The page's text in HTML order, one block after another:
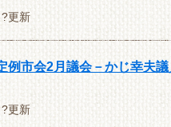
更新
例市会2月議会－かじ幸夫
更新